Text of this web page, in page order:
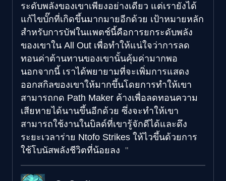
ระดับพลังของเขาเพียงอย่างเดียว แต่เรายังได้
แก้ไขบั๊กที่เกิดขึ้นมากมายอีกด้วย เป้าหมายหลัก
สำหรับการบัฟในแพตช์นี้คือการยกระดับพลัง
ของเขาใน All Out เพื่อทำให้แน่ใจว่าการลด
ทอนค่าต้านทานของเขานั้นคุ้มค่ามากพอ
นอกจากนี้ เราได้พยายามที่จะเพิ่มการแสดง
ออกสกิลของเขาให้มากขึ้นโดยการทำให้เขา
สามารถกด Path Maker ค้างเพื่อลดทอนความ
เสียหายได้นานขึ้นอีกด้วย ซึ่งจะทำให้เขา
สามารถใช้งานในบิลด์ที่เขารู้จักดีได้และดึง
ระยะเวลาร่าย Ntofo Strikes ให้ไวขึ้นด้วยการ
ใช้โบนัสพลังชีวิตที่น้อยลง